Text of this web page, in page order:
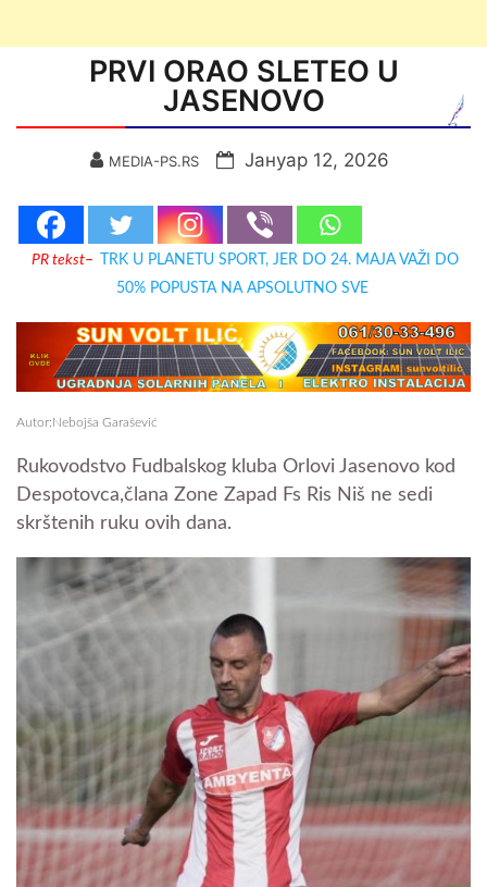
PRVI ORAO SLETEO U
JASENOVO
MEDIA-PS.RS Јануар 12, 2026
PR tekst–
TRK U PLANETU SPORT, JER DO 24. MAJA VAŽI DO
50% POPUSTA NA APSOLUTNO SVE
Autor:Nebojša Garašević
Rukovodstvo Fudbalskog kluba Orlovi Jasenovo kod
Despotovca,člana Zone Zapad Fs Ris Niš ne sedi
skrštenih ruku ovih dana.